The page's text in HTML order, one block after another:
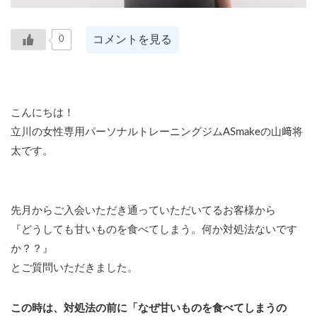
0 コメントを見る
こんにちは！
立川の女性専用パーソナルトレーニングジムASmakeの山﨑将
太です。
先月からご入会いただき通っていただいてるお客様から
『どうしても甘いものを食べてしまう。何か対処法ないです
か？？』
とご質問いただきました。
この時は、対処法の前に「なぜ甘いものを食べてしまうの